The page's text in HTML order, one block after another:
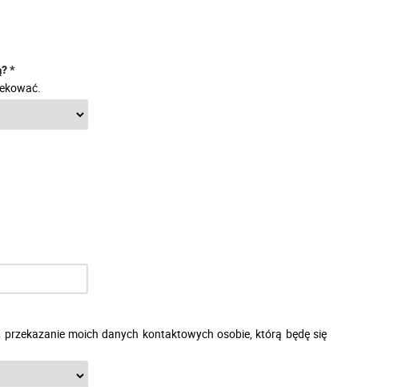
*
moich danych kontaktowych osobie, którą będę się